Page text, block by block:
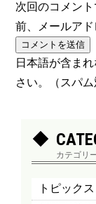
次回のコメン
前、メールアド
日本語が含ま
さい。（スパム
カテゴリ
トピックス